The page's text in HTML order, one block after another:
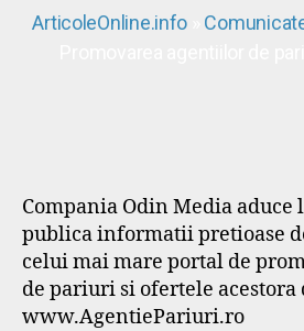
ArticoleOnline.info
Compania Odin Media aduce
publica informatii pretioase
celui mai mare portal de
de pariuri si ofertele acestora
www.AgentiePariuri.ro